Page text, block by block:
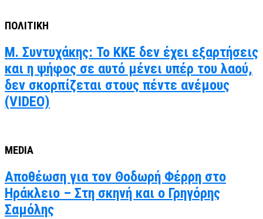
ΠΟΛΙΤΙΚΗ
Μ. Συντυχάκης: Το ΚΚΕ δεν έχει εξαρτήσεις
και η ψήφος σε αυτό μένει υπέρ του λαού,
δεν σκορπίζεται στους πέντε ανέμους
(VIDEO)
MEDIA
Αποθέωση για τον Θοδωρή Φέρρη στο
Ηράκλειο – Στη σκηνή και ο Γρηγόρης
Σαμόλης